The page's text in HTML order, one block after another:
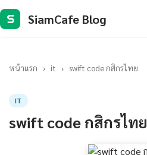
S SiamCafe Blog
หน้าแรก › it › swift code กสิกรไทย
IT
swift code กสิกรไทย